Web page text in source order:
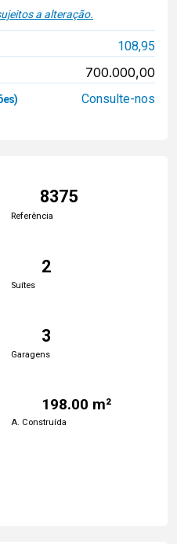
a alteração.
108,95
700.000,00
Consulte-nos
8375
Referência
2
Suítes
3
Garagens
198.00 m²
A. Construída